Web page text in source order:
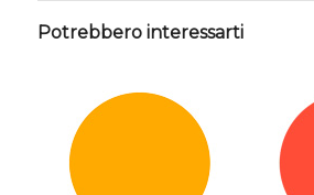
Potrebbero interessarti